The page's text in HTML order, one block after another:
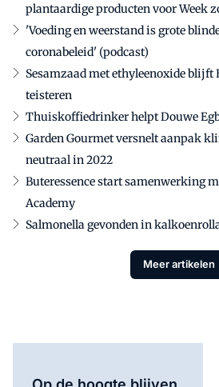
plantaardige producten voor Week
'Voeding en weerstand is grote
coronabeleid' (podcast)
Sesamzaad met ethyleenoxide blijft
teisteren
Thuiskoffiedrinker helpt Douwe
Garden Gourmet versnelt aanpak
neutraal in 2022
Buteressence start samenwerking
Academy
Salmonella gevonden in
Meer artikelen